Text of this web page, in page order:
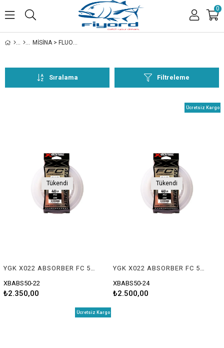
0
MİSİNA > FLUOCARBON > YGK > ABSORBER FC > 50M
Filtreleme
Sıralama
Tükendi
XBABS50-22
₺2.350,00
Tükendi
XBABS50-24
₺2.500,00
Ücretsiz Kargo
Ücretsiz Kargo